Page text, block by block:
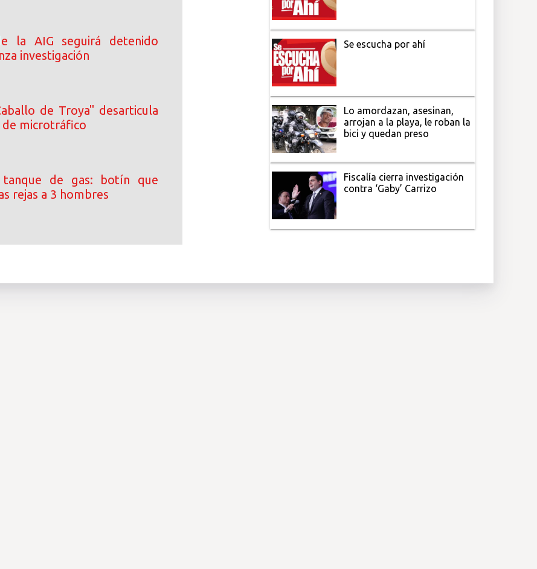
la AIG seguirá detenido
investigación
de Troya" desarticula
microtráfico
de gas: botín que
rejas a 3 hombres
Se escucha por ahí
Lo amordazan, asesinan,
arrojan a la playa, le roban la
bici y quedan preso
Fiscalía cierra investigación
contra ‘Gaby’ Carrizo